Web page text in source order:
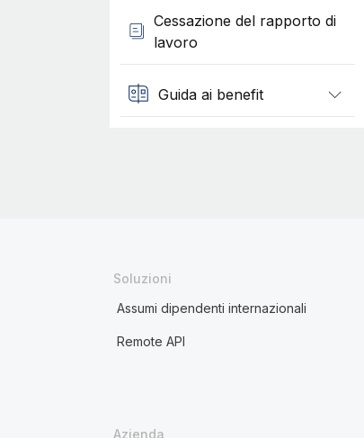
Cessazione del rapporto di
lavoro
Guida ai benefit
Soluzioni
Assumi dipendenti internazionali
Remote API
Azienda